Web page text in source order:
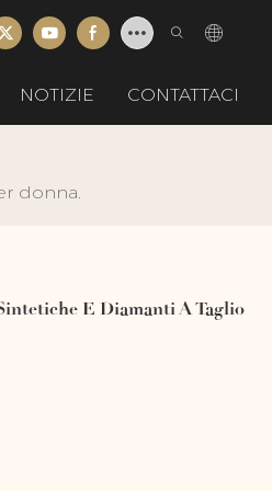
NOTIZIE CONTATTACI
donna.
E Diamanti A Taglio